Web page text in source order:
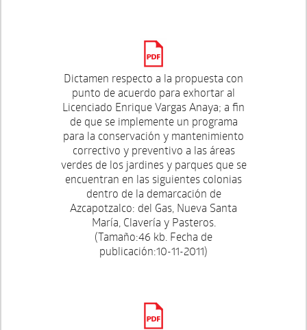
Dictamen respecto a la propuesta con
punto de acuerdo para exhortar al
Licenciado Enrique Vargas Anaya; a fin
de que se implemente un programa
para la conservación y mantenimiento
correctivo y preventivo a las áreas
verdes de los jardines y parques que se
encuentran en las siguientes colonias
dentro de la demarcación de
Azcapotzalco: del Gas, Nueva Santa
María, Clavería y Pasteros.
(Tamaño:46 kb. Fecha de
publicación:10-11-2011)